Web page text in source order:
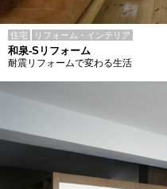
住宅 リフォーム・インテリア
和泉-Sリフォーム
耐震リフォームで変わる生活